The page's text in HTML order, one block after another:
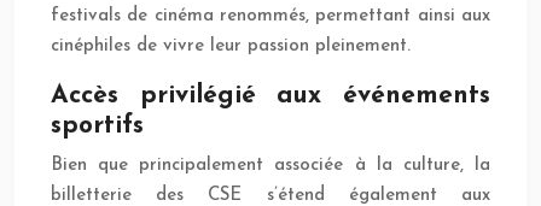
festivals de cinéma renommés, permettant ainsi aux
cinéphiles de vivre leur passion pleinement.
Accès privilégié aux événements
sportifs
Bien que principalement associée à la culture, la
billetterie des CSE s’étend également aux